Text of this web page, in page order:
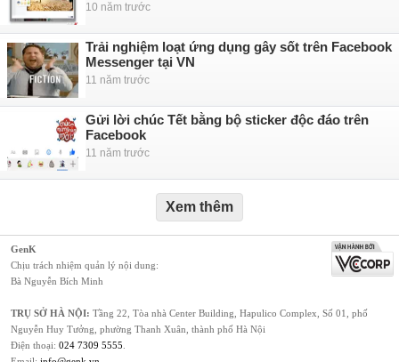
10 năm trước
Trải nghiệm loạt ứng dụng gây sốt trên Facebook
Messenger tại VN
11 năm trước
Gửi lời chúc Tết bằng bộ sticker độc đáo trên
Facebook
11 năm trước
Xem thêm
GenK
Chịu trách nhiệm quản lý nội dung:
Bà Nguyễn Bích Minh
TRỤ SỞ HÀ NỘI: Tầng 22, Tòa nhà Center Building, Hapulico Complex, Số 01, phố
Nguyễn Huy Tưởng, phường Thanh Xuân, thành phố Hà Nội
Điện thoại: 024 7309 5555